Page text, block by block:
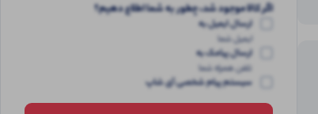
اگر کالا موجود شد، چطور به شما اطلاع دهیم؟
ارسال ایمیل به
ایمیل شما
ارسال پیامک به
تلفن همراه شما
سیستم پیام شخصی آی شاپ